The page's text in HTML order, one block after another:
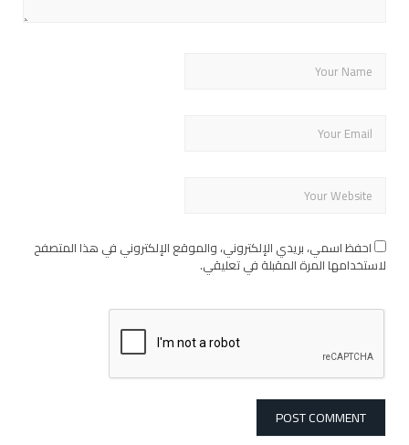
احفظ اسمي، بريدي الإلكتروني، والموقع الإلكتروني في هذا المتصفح
لاستخدامها المرة المقبلة في تعليقي.